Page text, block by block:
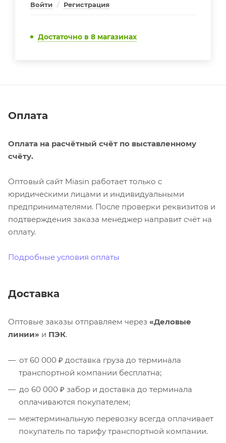
Войти / Регистрация
Достаточно в 8 магазинах
Оплата
Оплата на расчётный счёт по выставленному
счёту.
Оптовый сайт Miasin работает только с
юридическими лицами и индивидуальными
предпринимателями. После проверки реквизитов и
подтверждения заказа менеджер направит счёт на
оплату.
Подробные условия оплаты
Доставка
Оптовые заказы отправляем через «Деловые
линии» и ПЭК.
от 60 000 ₽ доставка груза до терминала
транспортной компании бесплатна;
до 60 000 ₽ забор и доставка до терминала
оплачиваются покупателем;
межтерминальную перевозку всегда оплачивает
покупатель по тарифу транспортной компании.